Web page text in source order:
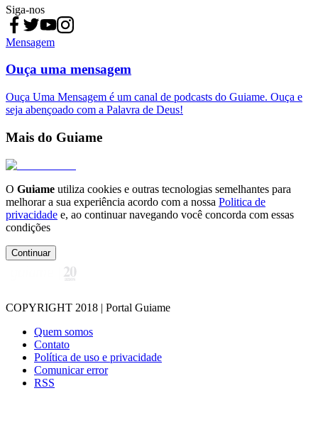
Siga-nos
Mensagem
Ouça uma mensagem
Ouça Uma Mensagem é um canal de podcasts do Guiame. Ouça e
seja abençoado com a Palavra de Deus!
Mais do Guiame
O Guiame utiliza cookies e outras tecnologias semelhantes para
melhorar a sua experiência acordo com a nossa Politica de
privacidade e, ao continuar navegando você concorda com essas
condições
Continuar
COPYRIGHT 2018 | Portal Guiame
Quem somos
Contato
Política de uso e privacidade
Comunicar error
RSS